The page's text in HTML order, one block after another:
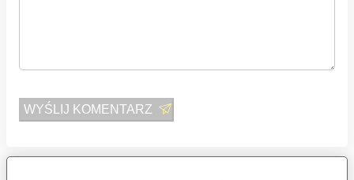
WYŚLIJ KOMENTARZ